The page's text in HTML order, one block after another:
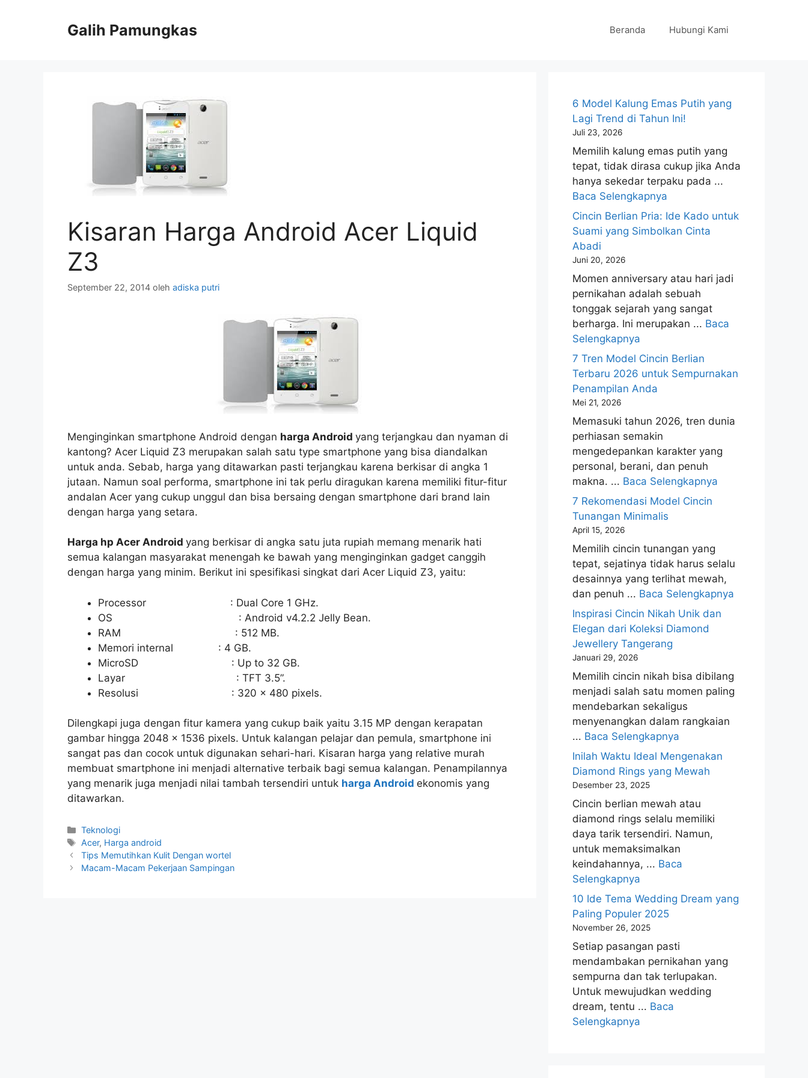
Galih Pamungkas Beranda Hubungi Kami
Kisaran Harga Android Acer Liquid
Z3
September 22, 2014 oleh adiska putri
Menginginkan smartphone Android dengan harga Android yang terjangkau dan nyaman di
kantong? Acer Liquid Z3 merupakan salah satu type smartphone yang bisa diandalkan
untuk anda. Sebab, harga yang ditawarkan pasti terjangkau karena berkisar di angka 1
jutaan. Namun soal performa, smartphone ini tak perlu diragukan karena memiliki fitur-fitur
andalan Acer yang cukup unggul dan bisa bersaing dengan smartphone dari brand lain
dengan harga yang setara.
Harga hp Acer Android yang berkisar di angka satu juta rupiah memang menarik hati
semua kalangan masyarakat menengah ke bawah yang menginginkan gadget canggih
dengan harga yang minim. Berikut ini spesifikasi singkat dari Acer Liquid Z3, yaitu:
Processor : Dual Core 1 GHz.
OS : Android v4.2.2 Jelly Bean.
RAM : 512 MB.
Memori internal : 4 GB.
MicroSD : Up to 32 GB.
Layar : TFT 3.5”.
Resolusi : 320 x 480 pixels.
Dilengkapi juga dengan fitur kamera yang cukup baik yaitu 3.15 MP dengan kerapatan
gambar hingga 2048 x 1536 pixels. Untuk kalangan pelajar dan pemula, smartphone ini
sangat pas dan cocok untuk digunakan sehari-hari. Kisaran harga yang relative murah
membuat smartphone ini menjadi alternative terbaik bagi semua kalangan. Penampilannya
yang menarik juga menjadi nilai tambah tersendiri untuk harga Android ekonomis yang
ditawarkan.
Kategori
Teknologi
Tag
Acer, Harga android
Tips Memutihkan Kulit Dengan wortel
Macam-Macam Pekerjaan Sampingan
6 Model Kalung Emas Putih yang
Lagi Trend di Tahun Ini!
Juli 23, 2026
Memilih kalung emas putih yang
tepat, tidak dirasa cukup jika Anda
hanya sekedar terpaku pada ...
Baca Selengkapnya
Cincin Berlian Pria: Ide Kado untuk
Suami yang Simbolkan Cinta
Abadi
Juni 20, 2026
Momen anniversary atau hari jadi
pernikahan adalah sebuah
tonggak sejarah yang sangat
berharga. Ini merupakan ... Baca
Selengkapnya
7 Tren Model Cincin Berlian
Terbaru 2026 untuk Sempurnakan
Penampilan Anda
Mei 21, 2026
Memasuki tahun 2026, tren dunia
perhiasan semakin
mengedepankan karakter yang
personal, berani, dan penuh
makna. ... Baca Selengkapnya
7 Rekomendasi Model Cincin
Tunangan Minimalis
April 15, 2026
Memilih cincin tunangan yang
tepat, sejatinya tidak harus selalu
desainnya yang terlihat mewah,
dan penuh ... Baca Selengkapnya
Inspirasi Cincin Nikah Unik dan
Elegan dari Koleksi Diamond
Jewellery Tangerang
Januari 29, 2026
Memilih cincin nikah bisa dibilang
menjadi salah satu momen paling
mendebarkan sekaligus
menyenangkan dalam rangkaian
... Baca Selengkapnya
Inilah Waktu Ideal Mengenakan
Diamond Rings yang Mewah
Desember 23, 2025
Cincin berlian mewah atau
diamond rings selalu memiliki
daya tarik tersendiri. Namun,
untuk memaksimalkan
keindahannya, ... Baca
Selengkapnya
10 Ide Tema Wedding Dream yang
Paling Populer 2025
November 26, 2025
Setiap pasangan pasti
mendambakan pernikahan yang
sempurna dan tak terlupakan.
Untuk mewujudkan wedding
dream, tentu ... Baca
Selengkapnya